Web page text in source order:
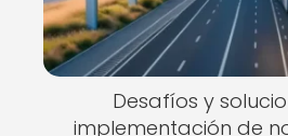
Desafíos y
implementación de